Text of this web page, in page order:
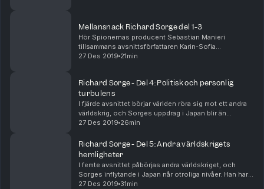
Mellansnack Richard Sorge del 1-3
Hör Spionernas producent Sebastian Manieri
tillsammans avsnittsförfattaren Karin-Sofia
Johansson och den välkände Spionerna-profilen
27 Des 2019 21min
Richard Sorge - Del 4: Politisk och personlig
turbulens
I fjärde avsnittet börjar världen röra sig mot ett andra
världskrig, och Sorges uppdrag i Japan blir än
viktigare. Han får också ett kärt återseende i form av
27 Des 2019 26min
Richard Sorge - Del 5: Andra världskrigets
hemligheter
I femte avsnittet påbörjas andra världskriget, och
Sorges inflytande i Japan når otroliga nivåer. Han har
nu penetrerat Japans absoluta toppskikt. Han gör ett
27 Des 2019 31min